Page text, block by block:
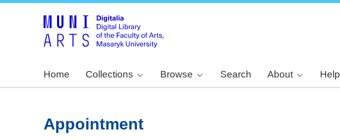
Home Collections Browse Search About Help
Appointment